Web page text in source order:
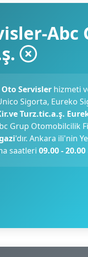
Abc
Servisler hizmeti
Sigorta, Eureko
Turz.tic.a.ş.
Grup Otomobilcilik
'dır. Ankara ili'nin
saatleri 09.00 - 20.00